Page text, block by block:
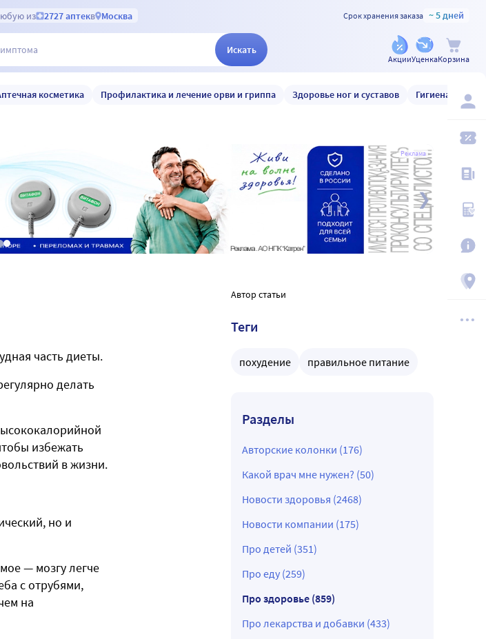
из 2727 аптекв Москва Срок хранения заказа ~ 5 дней
Искать
АкцииУценкаКорзина
косметика Профилактика и лечение орви и гриппа Здоровье ног и суставов Гигиена и уход
Реклама
часть диеты.
делать
избежать
в жизни.
но и
— мозгу легче
с отрубями,
на
Автор статьи
Теги
похудение правильное питание
Разделы
Авторские колонки (176)
Какой врач мне нужен? (50)
Новости здоровья (2468)
Новости компании (175)
Про детей (351)
Про еду (259)
Про здоровье (859)
Про лекарства и добавки (433)